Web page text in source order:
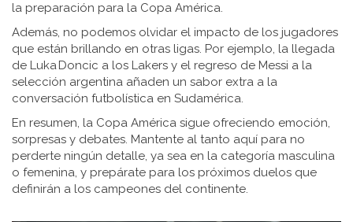
la preparación para la Copa América.
Además, no podemos olvidar el impacto de los jugadores
que están brillando en otras ligas. Por ejemplo, la llegada
de Luka Doncic a los Lakers y el regreso de Messi a la
selección argentina añaden un sabor extra a la
conversación futbolística en Sudamérica.
En resumen, la Copa América sigue ofreciendo emoción,
sorpresas y debates. Mantente al tanto aquí para no
perderte ningún detalle, ya sea en la categoría masculina
o femenina, y prepárate para los próximos duelos que
definirán a los campeones del continente.